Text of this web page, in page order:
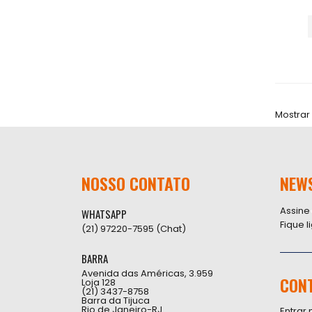
Mostrar
NOSSO CONTATO
WHATSAPP
(21) 97220-7595 (Chat)
BARRA
Avenida das Américas, 3.959
Loja 128
(21) 3437-8758
Barra da Tijuca
Rio de Janeiro-RJ
Fique